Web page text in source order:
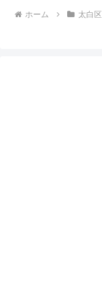
ホーム 太白区